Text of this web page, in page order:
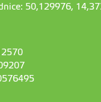
50,129976,